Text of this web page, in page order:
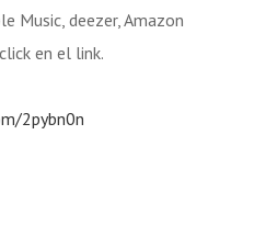
Music, deezer, Amazon
en el link.
2pybn0n